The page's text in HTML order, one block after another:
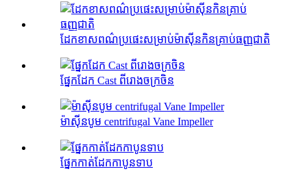
ដែកខាសពណ៌ប្រផេះសម្រាប់ម៉ាស៊ីនកិនគ្រាប់ធញ្ញជាតិ
ផ្នែកដែក Cast ពីរោងចក្រចិន
ម៉ាស៊ីនបូម centrifugal Vane Impeller
ផ្នែកកាត់ដែកកាបូនទាប